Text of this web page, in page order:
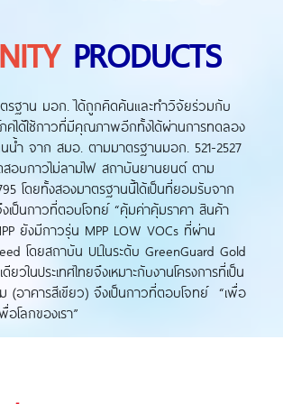
PRODUCTS
รฐาน มอก. ได้ถูกคิดค้นและทำวิจัยร่วมกับ
คได้ใช้กาวที่มีคุณภาพอีกทั้งได้ผ่านการทดลอง
นน้ำ จาก สมอ. ตามมาตรฐานมอก. 521-2527
สอบกาวไม่ลามไฟ สถาบันยานยนต์ ตาม
โดยทั้งสองมาตรฐานนี้ได้เป็นที่ยอมรับจาก
เป็นกาวที่ตอบโจทย์ “คุ้มค่าคุ้มราคา สินค้า
ยังมีกาวรุ่น MPP LOW VOCs ที่ผ่าน
โดยสถาบัน ULในระดับ GreenGuard Gold
ดียวในประเทศไทยจึงเหมาะกับงานโครงการที่เป็น
(อาคารสีเขียว) จึงเป็นกาวที่ตอบโจทย์ “เพื่อ
โลกของเรา”